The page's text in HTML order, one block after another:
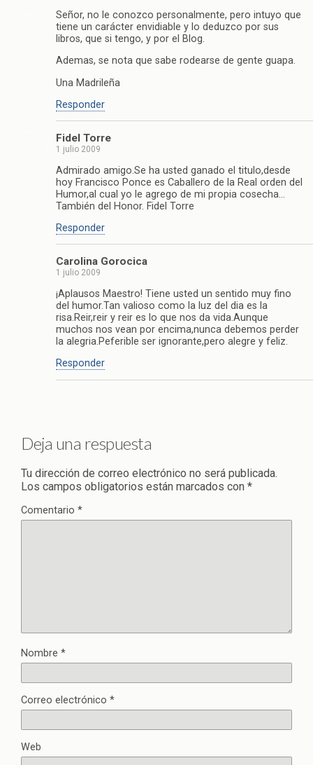
Señor, no le conozco personalmente, pero intuyo que
tiene un carácter envidiable y lo deduzco por sus
libros, que si tengo, y por el Blog.
Ademas, se nota que sabe rodearse de gente guapa.
Una Madrileña
Responder
Fidel Torre
1 julio 2009
Admirado amigo.Se ha usted ganado el titulo,desde
hoy Francisco Ponce es Caballero de la Real orden del
Humor,al cual yo le agrego de mi propia cosecha…
También del Honor. Fidel Torre
Responder
Carolina Gorocica
1 julio 2009
¡Aplausos Maestro! Tiene usted un sentido muy fino
del humor.Tan valioso como la luz del dia es la
risa.Reir,reir y reir es lo que nos da vida.Aunque
muchos nos vean por encima,nunca debemos perder
la alegria.Peferible ser ignorante,pero alegre y feliz.
Responder
Deja una respuesta
Tu dirección de correo electrónico no será publicada.
Los campos obligatorios están marcados con *
Comentario *
Nombre *
Correo electrónico *
Web